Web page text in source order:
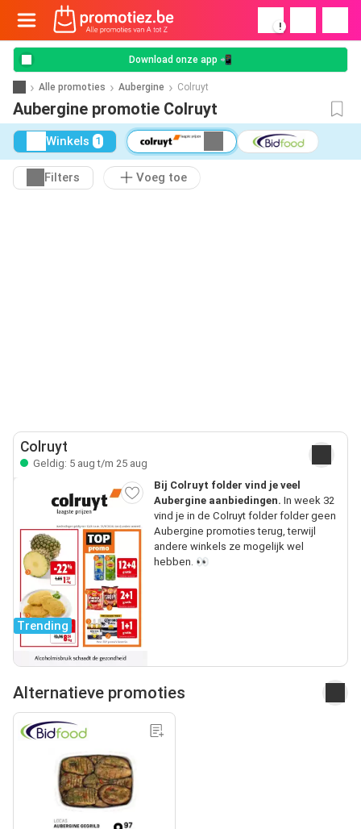
!
Download onze app 📲
Alle promoties Aubergine Colruyt
Aubergine promotie Colruyt
Winkels 1
Filters Voeg toe
Colruyt
Geldig: 5 aug t/m 25 aug
Trending
Bij Colruyt folder vind je veel
Aubergine aanbiedingen. In week 32
vind je in de Colruyt folder folder geen
Aubergine promoties terug, terwijl
andere winkels ze mogelijk wel
hebben. 👀
Alternatieve promoties